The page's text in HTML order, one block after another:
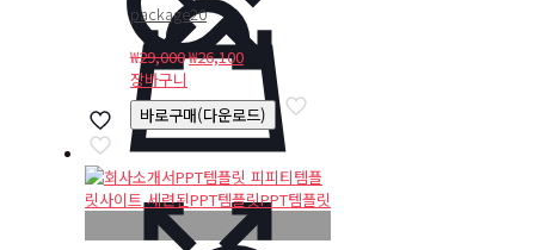
package20
₩29,000원
가
격:
₩29,000.
₩26,100현
가
격:
₩26,100.
장바구니
바로구매(다운로드)